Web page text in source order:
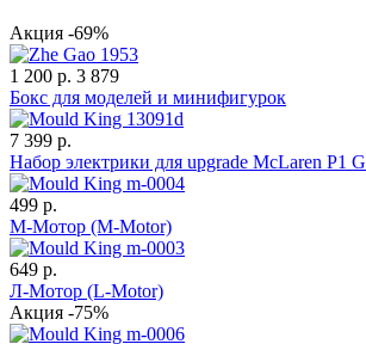
Акция -69%
1 200 р. 3 879
Бокс для моделей и минифигурок
7 399 р.
Набор электрики для upgrade McLaren P1 G
499 р.
М-Мотор (М-Motor)
649 р.
Л-Мотор (L-Motor)
Акция -75%